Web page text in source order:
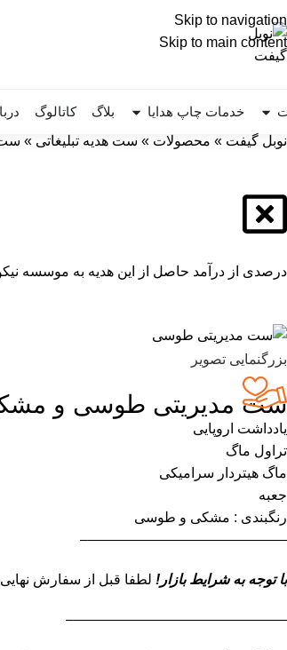
Skip to navigation
Skip to main content
خدمات چاپ هدایا بلاگ کاتالوگ
نوبل گیفت » محصولات » ست هدیه تبلیغاتی »
درصدی از درآمد حاصل از این هدیه به موسسه
بزرگنمایی تصویر
ست مدیریتی طوسی و
یادداشت اروپایی
تراول ماگ
ماگ هیتردار سرامیکی
جعبه
رنگبندی : مشکی و طوسی
——————————————–
با توجه به شرایط بازار! لطفا قبل از سفارش
———————————————–